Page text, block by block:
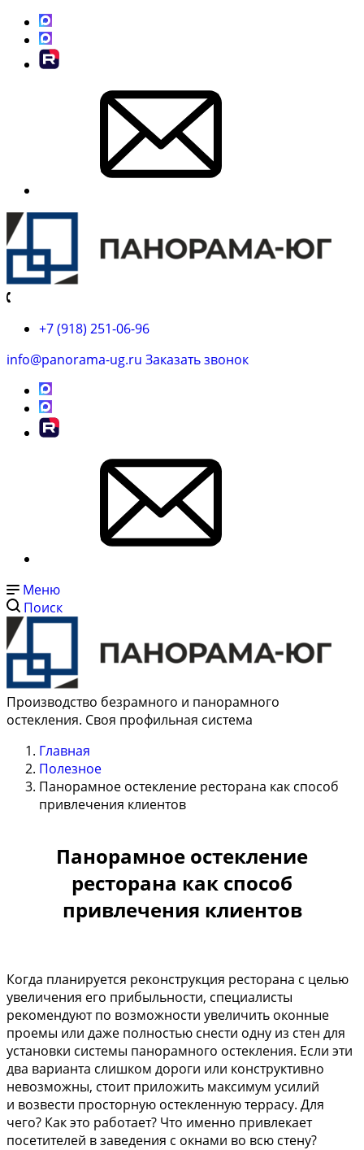
+7 (918) 251-06-96
info@panorama-ug.ru Заказать звонок
Меню
Поиск
Производство безрамного и панорамного
остекления. Своя профильная система
Главная
Полезное
Панорамное остекление ресторана как способ
привлечения клиентов
Панорамное остекление
ресторана как способ
привлечения клиентов
Когда планируется реконструкция ресторана с целью
увеличения его прибыльности, специалисты
рекомендуют по возможности увеличить оконные
проемы или даже полностью снести одну из стен для
установки системы панорамного остекления. Если эти
два варианта слишком дороги или конструктивно
невозможны, стоит приложить максимум усилий
и возвести просторную остекленную террасу. Для
чего? Как это работает? Что именно привлекает
посетителей в заведения с окнами во всю стену?